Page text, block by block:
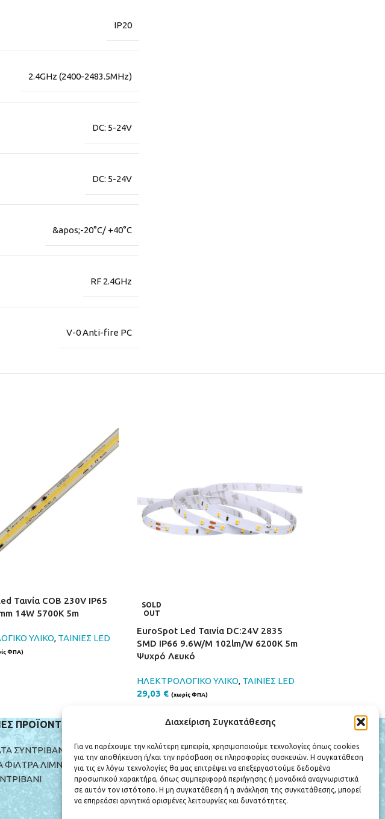
Διαχείριση Συγκατάθεσης
Για να παρέχουμε την καλύτερη εμπειρία, χρησιμοποιούμε τεχνολογίες όπως cookies
για την αποθήκευση ή/και την πρόσβαση σε πληροφορίες συσκευών. Η συγκατάθεση
για τις εν λόγω τεχνολογίες θα μας επιτρέψει να επεξεργαστούμε δεδομένα
προσωπικού χαρακτήρα, όπως συμπεριφορά περιήγησης ή μοναδικά αναγνωριστικά
σε αυτόν τον ιστότοπο. Η μη συγκατάθεση ή η ανάκληση της συγκατάθεσης, μπορεί
να επηρεάσει αρνητικά ορισμένες λειτουργίες και δυνατότητες.
IP20
2.4GHz (2400-2483.5MHz)
DC: 5-24V
DC: 5-24V
&apos;-20°C/ +40°C
RF 2.4GHz
V-0 Anti-fire PC
Ταινία COB 230V IP65
14W 5700K 5m
ΥΛΙΚΟ, ΤΑΙΝΙΕΣ LED
ΦΠΑ)
SOLD
OUT
EuroSpot Led Ταινία DC:24V 2835
SMD IP66 9.6W/M 102lm/W 6200K 5m
Ψυχρό Λευκό
ΗΛΕΚΤΡΟΛΟΓΙΚΟ ΥΛΙΚΟ, ΤΑΙΝΙΕΣ LED
29,03 € (χωρίς ΦΠΑ)
ΠΡΟΪΟΝΤΩΝ
ΣΥΝΤΡΙΒΑΝΙΩΝ
ΦΙΛΤΡΑ ΛΙΜΝΗΣ
ΕΞΥΠΗΡΕΤΗΣΗ ΠΕΛΑΤΩΝ
Ο Λογαριασμός μου
Πολιτική Επιστροφών
Όροι Χρήσης
Πολιτική Απορρήτου
Τρόποι Πληρωμής